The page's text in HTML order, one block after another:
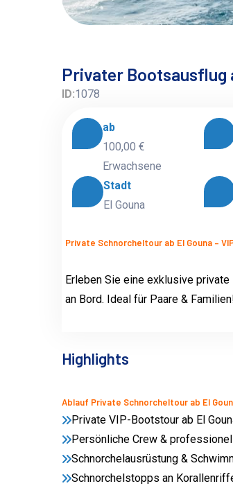
Privater Bootsausflug
ID:1078
ab
100,00 €
Erwachsene
Stadt
El Gouna
Private Schnorcheltour ab El Gouna –
Erleben Sie eine exklusive
an Bord. Ideal für Paare &
Highlights
Ablauf Private Schnorcheltour ab El
Private VIP-Bootstour ab El
Persönliche Crew &
Schnorchelausrüstung &
Schnorchelstopps an